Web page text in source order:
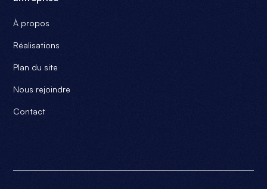
À propos
Réalisations
Plan du site
Nous rejoindre
Contact